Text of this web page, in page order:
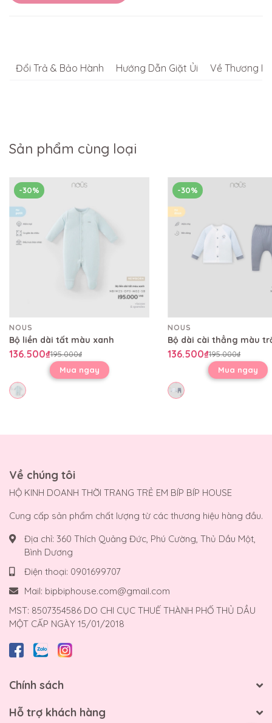
Đổi Trả & Bảo Hành Hướng Dẫn Giặt Ủi Về Thương
Sản phẩm cùng loại
-30%
NOUS
Bộ liền dài tất màu xanh
136.500₫195.000₫
Mua ngay
-30%
NOUS
136.500₫195.000₫
Mua ngay
Về chúng tôi
HỘ KINH DOANH THỜI TRANG TRẺ EM BÍP BÍP HOUSE
Cung cấp sản phẩm chất lượng từ các thương hiệu hàng đầu.
Địa chỉ: 360 Thích Quảng Đức, Phú Cường, Thủ Dầu Một,
Bình Dương
Điện thoại: 0901699707
Mail: bipbiphouse.com@gmail.com
MST: 8507354586 DO CHI CỤC THUẾ THÀNH PHỐ THỦ DẦU
MỘT CẤP NGÀY 15/01/2018
Chính sách
Hỗ trợ khách hàng